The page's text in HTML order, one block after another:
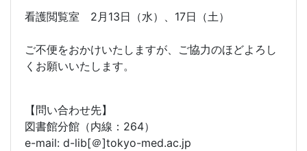
看護閲覧室 2月13日（水）、17日（土）
ご不便をおかけいたしますが、ご協力のほどよろし
くお願いいたします。
【問い合わせ先】
図書館分館（内線：264）
e-mail: d-lib[＠]tokyo-med.ac.jp